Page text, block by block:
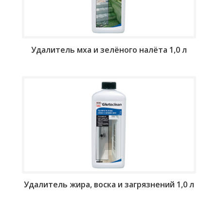
Удалитель мха и зелёного налёта 1,0 л
Удалитель жира, воска и загрязнений 1,0 л